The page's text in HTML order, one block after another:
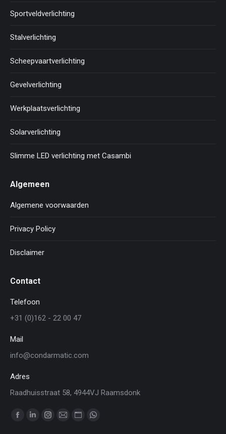
Sportveldverlichting
Stalverlichting
Scheepvaartverlichting
Gevelverlichting
Werkplaatsverlichting
Solarverlichting
Slimme LED verlichting met Casambi
Algemeen
Algemene voorwaarden
Privacy Policy
Disclaimer
Contact
Telefoon
+31 (0)162 - 22 00 47
Mail
info@condarmatic.com
Adres
Raadhuisstraat 58, 4944VJ Raamsdonk
Vind ons op:
Facebook
LinkedinInstagram
Mail WebsiteWhatsApp